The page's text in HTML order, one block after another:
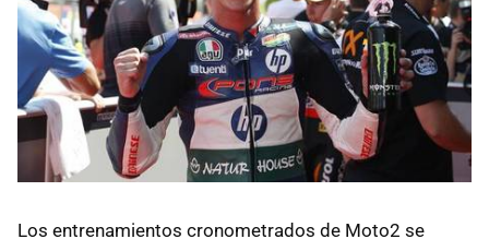
Los entrenamientos cronometrados de Moto2 se